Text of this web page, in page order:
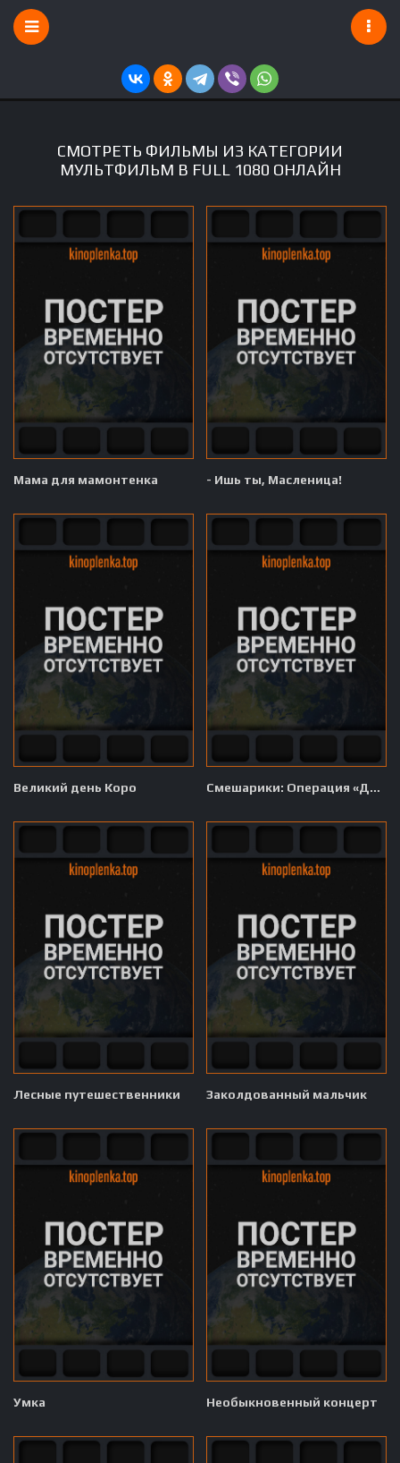
СМОТРЕТЬ ФИЛЬМЫ ИЗ КАТЕГОРИИ
МУЛЬТФИЛЬМ В FULL 1080 ОНЛАЙН
Мама для мамонтенка - Ишь ты, Масленица!
Великий день Коро Смешарики: Операция «Дед Мороз»
Лесные путешественники Заколдованный мальчик
Умка Необыкновенный концерт